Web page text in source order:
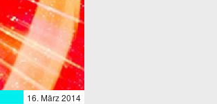
16. März 2014